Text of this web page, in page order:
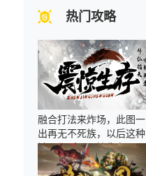
热门攻略
融合打法来炸场，此图一
出再无不死族，以后这种
地图都叫《震惊生存》！